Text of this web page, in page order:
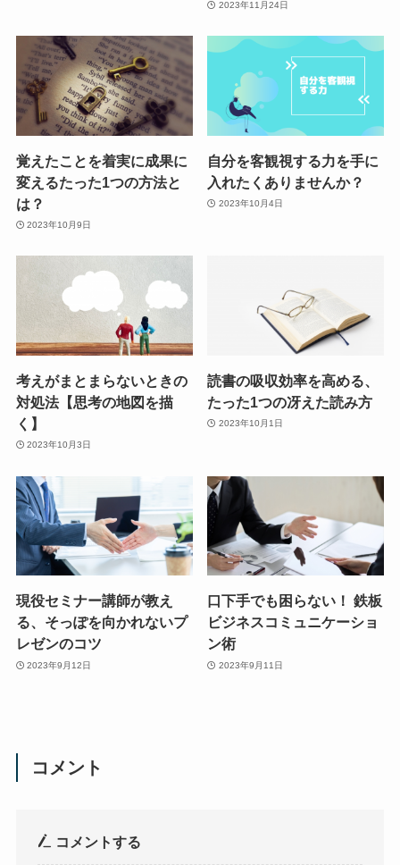
2023年11月24日
覚えたことを着実に成果に
変えるたった1つの方法と
は？
2023年10月9日
自分を客観視する力を手に
入れたくありませんか？
2023年10月4日
考えがまとまらないときの
対処法【思考の地図を描
く】
2023年10月3日
読書の吸収効率を高める、
たった1つの冴えた読み方
2023年10月1日
現役セミナー講師が教え
る、そっぽを向かれないプ
レゼンのコツ
2023年9月12日
口下手でも困らない！ 鉄板
ビジネスコミュニケーショ
ン術
2023年9月11日
コメント
コメントする